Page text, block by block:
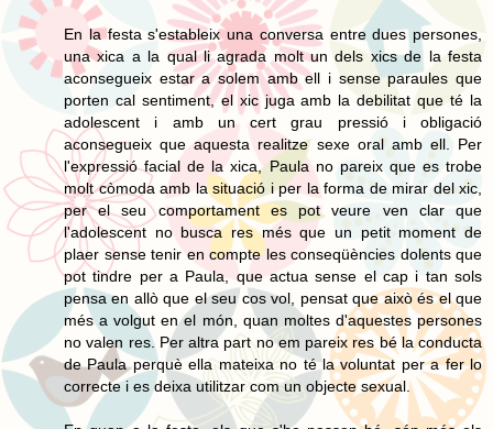
En la festa s'estableix una conversa entre dues persones,
una xica a la qual li agrada molt un dels xics de la festa
aconsegueix estar a solem amb ell i sense paraules que
porten cal sentiment, el xic juga amb la debilitat que té la
adolescent i amb un cert grau pressió i obligació
aconsegueix que aquesta realitze sexe oral amb ell. Per
l'expressió facial de la xica, Paula no pareix que es trobe
molt còmoda amb la situació i per la forma de mirar del xic,
per el seu comportament es pot veure ven clar que
l'adolescent no busca res més que un petit moment de
plaer sense tenir en compte les conseqüències dolents que
pot tindre per a Paula, que actua sense el cap i tan sols
pensa en allò que el seu cos vol, pensat que això és el que
més a volgut en el món, quan moltes d'aquestes persones
no valen res. Per altra part no em pareix res bé la conducta
de Paula perquè ella mateixa no té la voluntat per a fer lo
correcte i es deixa utilitzar com un objecte sexual.